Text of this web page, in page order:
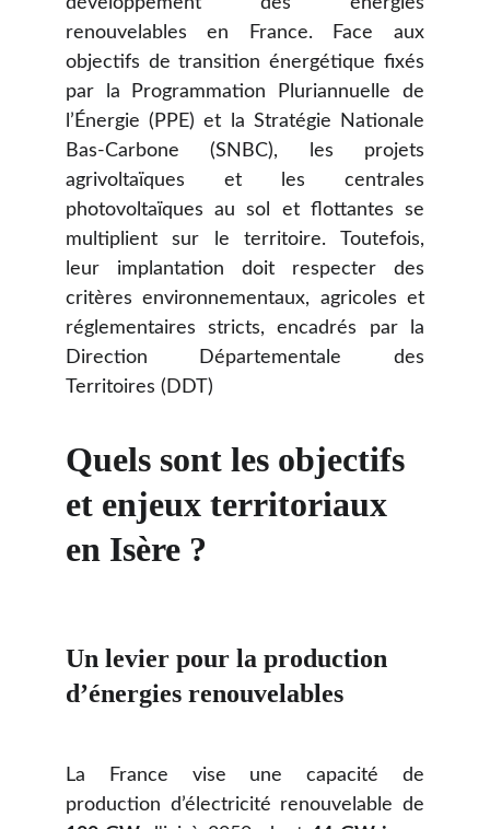
renouvelables en France. Face aux
objectifs de transition énergétique fixés
par la Programmation Pluriannuelle de
l’Énergie (PPE) et la Stratégie Nationale
Bas-Carbone (SNBC), les projets
agrivoltaïques et les centrales
photovoltaïques au sol et flottantes se
multiplient sur le territoire. Toutefois,
leur implantation doit respecter des
critères environnementaux, agricoles et
réglementaires stricts, encadrés par la
Direction Départementale des
Territoires (DDT)
Quels sont les objectifs
et enjeux territoriaux
en Isère ?
Un levier pour la production
d’énergies renouvelables
La France vise une capacité de
production d’électricité renouvelable de